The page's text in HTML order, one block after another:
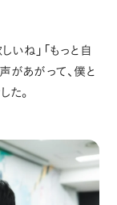
いね」「もっと自
があがって、僕と
た。